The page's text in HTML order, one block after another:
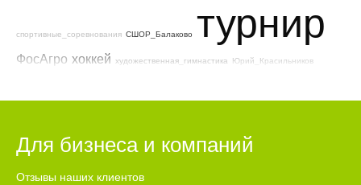
спортивные_соревнования СШОР_Балаково турнир
ФосАгро хоккей художественная_гимнастика Юрий_Красильников
Для бизнеса и компаний
Отзывы наших клиентов